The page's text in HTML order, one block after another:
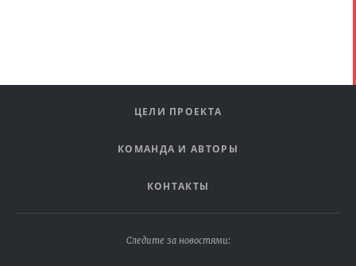
ЦЕЛИ ПРОЕКТА
КОМАНДА И АВТОРЫ
КОНТАКТЫ
Следите за новостями: